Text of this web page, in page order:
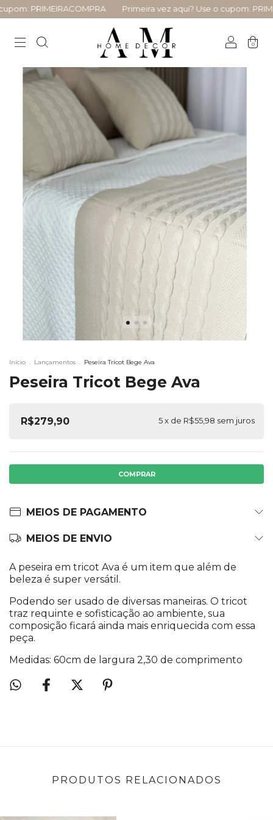
PRIMEIRACOMPRA Primeira vez aqui? Use o cupom:
0
Início . Lançamentos . Peseira Tricot Bege Ava
Peseira Tricot Bege Ava
R$279,90 5x de R$55,98 sem juros
MEIOS DE PAGAMENTO
MEIOS DE ENVIO
A peseira em tricot Ava é um item que além de
beleza é super versátil.
Podendo ser usado de diversas maneiras. O tricot
traz requinte e sofisticação ao ambiente, sua
composição ficará ainda mais enriquecida com essa
peça.
Medidas: 60cm de largura 2,30 de comprimento
PRODUTOS RELACIONADOS